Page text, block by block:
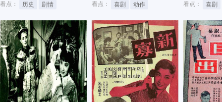
看点：
历史 剧情
看点：
喜剧 动作
看点：
喜剧